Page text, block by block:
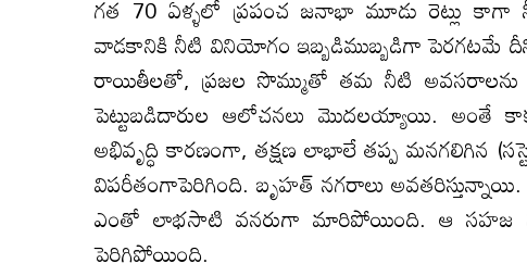
గత 70 ఏళ్ళలో ప్రపంచ జనాభా మూడు రెట్లు కాగా
వాడకానికి నీటి వినియోగం ఇబ్బడిముబ్బడిగా పెరగటమే
రాయితీలతో, ప్రజల సొమ్ముతో తమ నీటి అవసరాలను
పెట్టుబడిదారుల ఆలోచనలు మొదలయ్యాయి. అంతే
అభివృద్ధి కారణంగా, తక్షణ లాభాలే తప్ప మనగలిగిన
విపరీతంగాపెరిగింది. బృహత్ నగరాలు
ఎంతో లాభసాటి వనరుగా మారిపోయింది. ఆ సహజ
పెరిగిపోయింది.